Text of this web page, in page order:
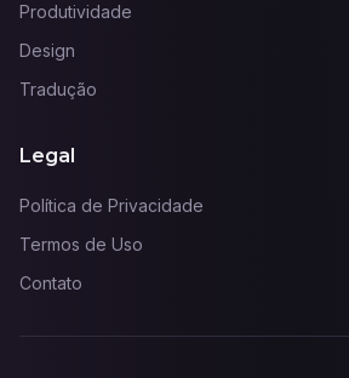
Produtividade
Design
Tradução
Legal
Política de Privacidade
Termos de Uso
Contato